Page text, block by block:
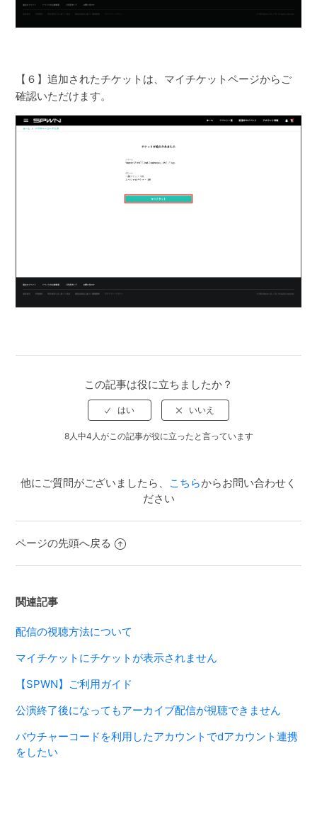
【６】追加されたチケットは、マイチケットページからご
確認いただけます。
この記事は役に立ちましたか？
8人中4人がこの記事が役に立ったと言っています
他にご質問がございましたら、 こちらからお問い合わせく
ださい
ページの先頭へ戻る
関連記事
配信の視聴方法について
マイチケットにチケットが表示されません
【SPWN】ご利用ガイド
公演終了後になってもアーカイブ配信が視聴できません
バウチャーコードを利用したアカウントでdアカウント連携
をしたい